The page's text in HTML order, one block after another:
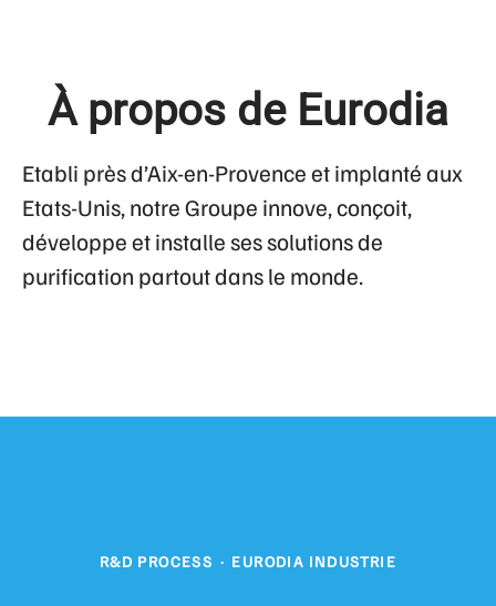
À propos de Eurodia
Etabli près d’Aix-en-Provence et implanté aux
Etats-Unis, notre Groupe innove, conçoit,
développe et installe ses solutions de
purification partout dans le monde.
R&D PROCESS · EURODIA INDUSTRIE